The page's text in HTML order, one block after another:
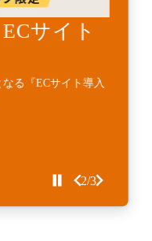
イトリニ
イト構築費用
ューアル支援金』受
サイト
る『ECサイト導入
行サービ
合わせた外部連携・
るサービスです。
2/3